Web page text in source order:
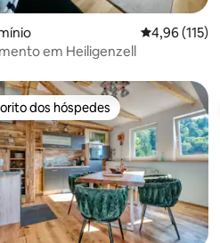
4,87 em 5 estrelas, 417avaliações
4,96 (115)
em Heiligenzell
dos hóspedes mais apreciados
dos hóspedes